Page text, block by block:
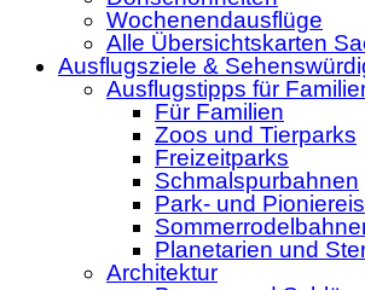
Wochenendausflüge
Alle Übersichtskarten
Ausflugsziele &
Ausflugstipps für
Für Familien
Zoos und Tierparks
Freizeitparks
Schmalspurbahnen
Park- und
Planetarien und
Architektur